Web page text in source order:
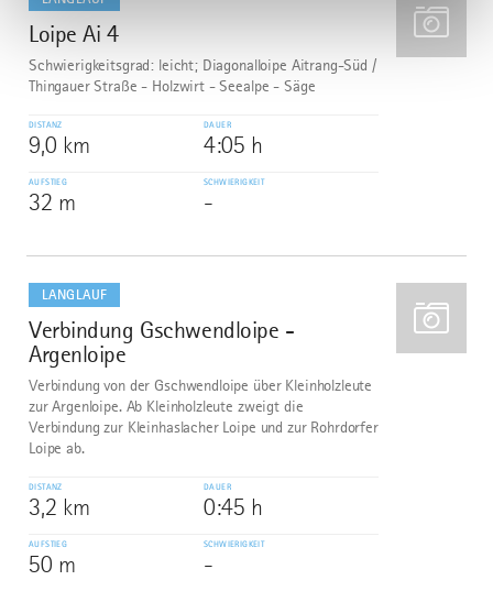
7
Loipe Ai 4
Schwierigkeitsgrad: leicht; Diagonalloipe Aitrang-Süd /
Thingauer Straße - Holzwirt - Seealpe - Säge
DISTANZ
9,0 km
DAUER
4:05 h
AUFSTIEG
32 m
SCHWIERIGKEIT
-
LANGLAUF
8
Verbindung Gschwendloipe -
Argenloipe
Verbindung von der Gschwendloipe über Kleinholzleute
zur Argenloipe. Ab Kleinholzleute zweigt die
Verbindung zur Kleinhaslacher Loipe und zur Rohrdorfer
Loipe ab.
DISTANZ
3,2 km
DAUER
0:45 h
AUFSTIEG
50 m
SCHWIERIGKEIT
-
dazu